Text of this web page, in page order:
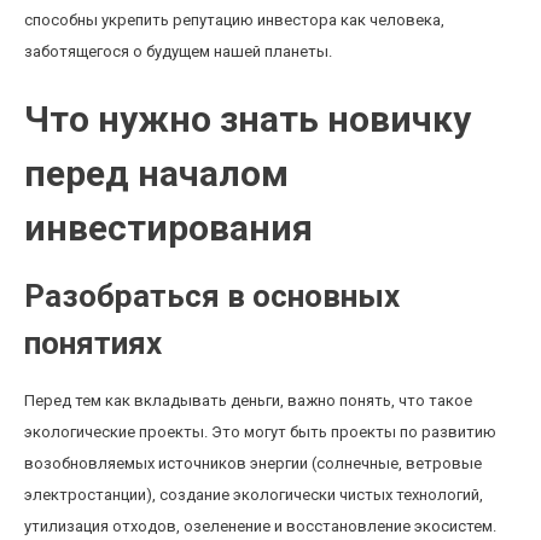
способны укрепить репутацию инвестора как человека,
заботящегося о будущем нашей планеты.
Что нужно знать новичку
перед началом
инвестирования
Разобраться в основных
понятиях
Перед тем как вкладывать деньги, важно понять, что такое
экологические проекты. Это могут быть проекты по развитию
возобновляемых источников энергии (солнечные, ветровые
электростанции), создание экологически чистых технологий,
утилизация отходов, озеленение и восстановление экосистем.